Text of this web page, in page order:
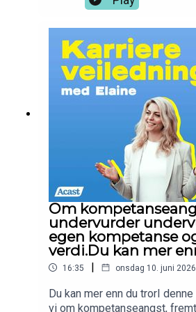
ikke gode karrierevalg først
det perfekte svaret. Kanskje
skape et liv og et arbeidsliv
til deg selv.God lytt <3 Elaine
kinesisk medisin og
utforsker vi overgangen
mellom yin og yang, mellom
handling, og mellom det som
form og det som er klart til å
sette en personlig intensjon,
karrieren og det som gir deg
retning.For utvikling handler
mer. Noen ganger handler
den du er. God lytt <3
Om
undervurder
egen kompetanse
verdi.Du kan mer
16:35 | onsdag 10. juni 2026
Du kan mer enn du trorI
vi om kompetanseangst,